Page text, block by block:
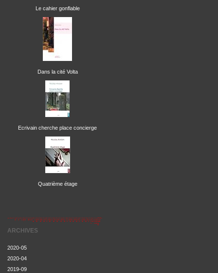
Le cahier gonflable
Dans la cité Volta
Ecrivain cherche place concierge
Quatrième étage
ARCHIVES
2020-05
2020-04
2019-09